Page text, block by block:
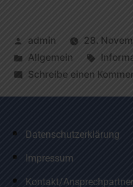
admin
28.
Allgemein
Schreibe einen
Datenschutzerklärung
Impressum
Kontakt/Ansprechpartner